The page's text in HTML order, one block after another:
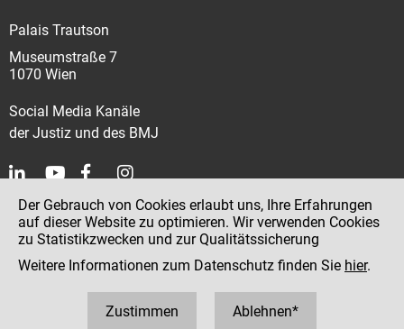
Palais Trautson
Museumstraße 7
1070 Wien
Social Media Kanäle
der Justiz und des BMJ
Kontakt
Impressum
Datenschutz
Der Gebrauch von Cookies erlaubt uns, Ihre Erfahrungen
auf dieser Website zu optimieren. Wir verwenden Cookies
zu Statistikzwecken und zur Qualitätssicherung
Weitere Informationen zum Datenschutz finden Sie hier.
Zustimmen Ablehnen*